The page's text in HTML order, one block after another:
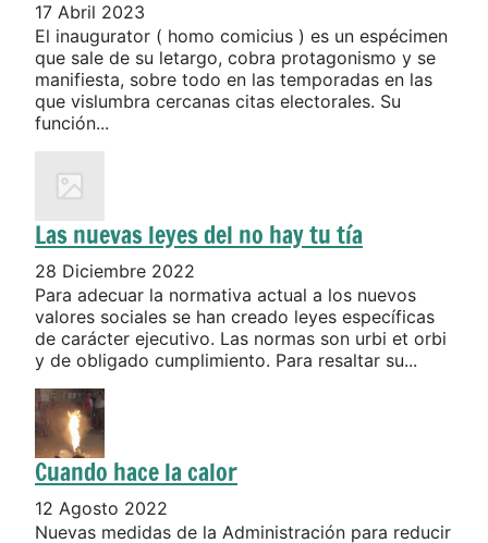
17 Abril 2023
El inaugurator ( homo comicius ) es un espécimen
que sale de su letargo, cobra protagonismo y se
manifiesta, sobre todo en las temporadas en las
que vislumbra cercanas citas electorales. Su
función...
Las nuevas leyes del no hay tu tía
28 Diciembre 2022
Para adecuar la normativa actual a los nuevos
valores sociales se han creado leyes específicas
de carácter ejecutivo. Las normas son urbi et orbi
y de obligado cumplimiento. Para resaltar su...
Cuando hace la calor
12 Agosto 2022
Nuevas medidas de la Administración para reducir